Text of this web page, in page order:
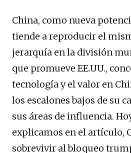
China, como nueva
tiende a reproducir el
jerarquía en la división
que promueve EE.UU.,
tecnología y el valor en
los escalones bajos de su
sus áreas de influencia.
explicamos en el artículo,
sobrevivir al bloqueo